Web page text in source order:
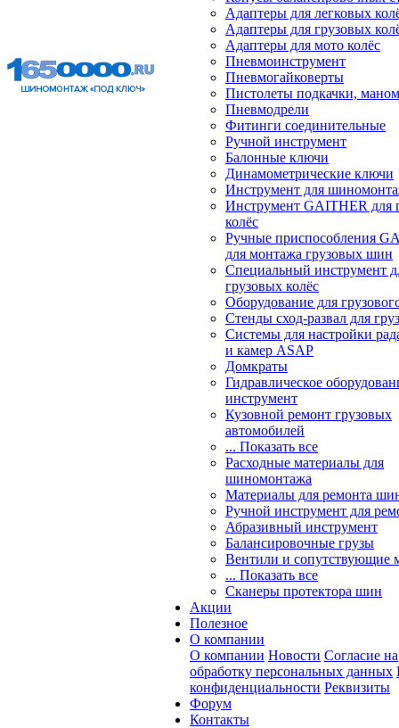
Адаптеры для легковых
Адаптеры для грузовых
Адаптеры для мото колёс
Пневмоинструмент
Пневмогайковерты
Пистолеты подкачки,
Пневмодрели
Фитинги соединительные
Ручной инструмент
Балонные ключи
Динамометрические ключи
Инструмент для
Инструмент GAITHER для
колёс
Ручные приспособления
для монтажа грузовых шин
Специальный инструмент
грузовых колёс
Оборудование для
Стенды сход-развал для
Системы для настройки
и камер ASAP
Домкраты
Гидравлическое
инструмент
Кузовной ремонт грузовых
автомобилей
... Показать все
Расходные материалы для
шиномонтажа
Материалы для ремонта
Ручной инструмент для
Абразивный инструмент
Балансировочные грузы
Вентили и сопутствующие
... Показать все
Сканеры протектора шин
Акции
Полезное
О компании
О компании Новости Согласие на
обработку персональных данных
конфиденциальности Реквизиты
Форум
Контакты